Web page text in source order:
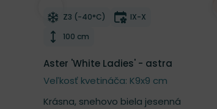
Odober do zoznamu želaní
Mrazuvzdornosť
Z3 (-40°C) Doba kvitnutia
IX-X
Výška rastliny
100 cm
Aster 'White Ladies' - astra
Veľkosť kvetináča: K9x9 cm
Krásna, snehovo biela jesenná